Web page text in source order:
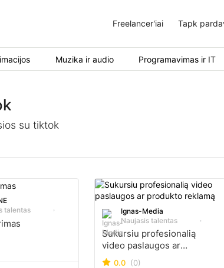
Freelancer'iai Tapk
Muzika ir audio Programavimas ir IT
su tiktok
talentas
Ignas-Media
Naujasis talentas
Sukursiu profesionalią
video paslaugos ar
produkto reklamą
0.0 (0)